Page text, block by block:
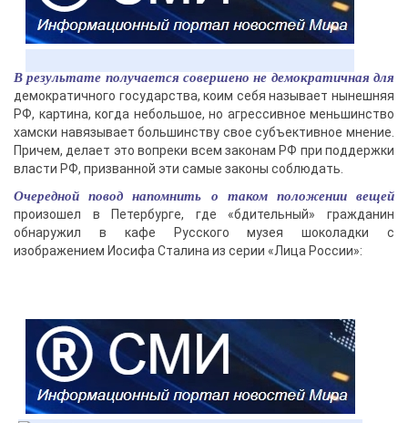
В результате получается совершено не демократичная для
демократичного государства, коим себя называет нынешняя
РФ, картина, когда небольшое, но агрессивное меньшинство
хамски навязывает большинству свое субъективное мнение.
Причем, делает это вопреки всем законам РФ при поддержки
власти РФ, призванной эти самые законы соблюдать.
Очередной повод напомнить о таком положении вещей
произошел в Петербурге, где «бдительный» гражданин
обнаружил в кафе Русского музея шоколадки с
изображением Иосифа Сталина из серии «Лица России»: